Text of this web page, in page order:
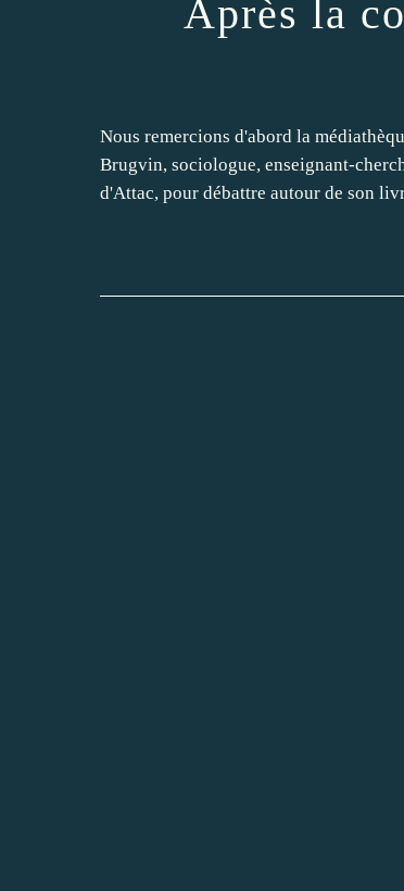
Après la
Nous remercions d'abord la
Brugvin, sociologue, enseignant-
d'Attac, pour débattre autour de son